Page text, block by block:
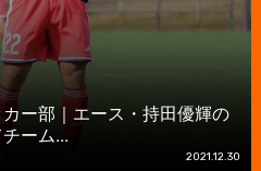
ー部｜エース・持田優輝の
ーム...
2021.12.30